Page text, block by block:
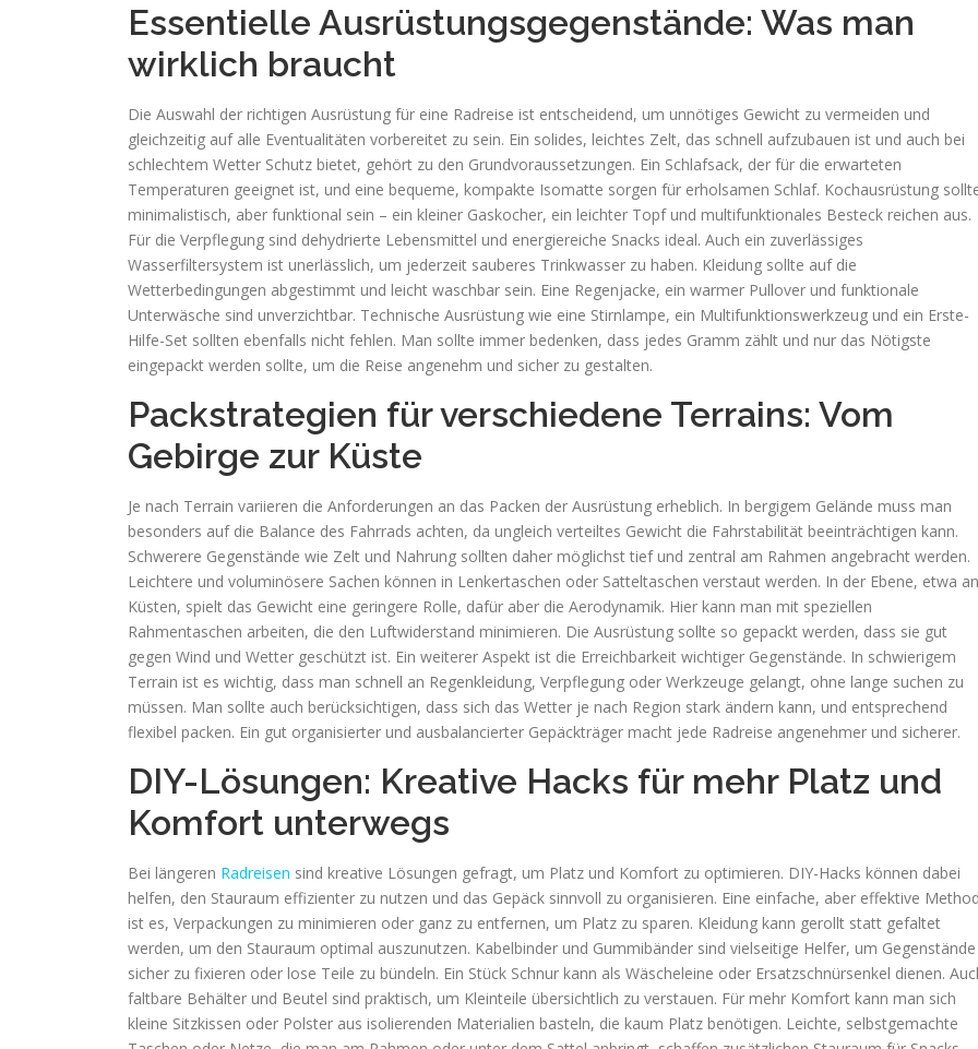
Essentielle Ausrüstungsgegenstände: Was man
wirklich braucht
Die Auswahl der richtigen Ausrüstung für eine Radreise ist entscheidend, um unnötiges Gewicht zu vermeiden und
gleichzeitig auf alle Eventualitäten vorbereitet zu sein. Ein solides, leichtes Zelt, das schnell aufzubauen ist und auch bei
schlechtem Wetter Schutz bietet, gehört zu den Grundvoraussetzungen. Ein Schlafsack, der für die erwarteten
Temperaturen geeignet ist, und eine bequeme, kompakte Isomatte sorgen für erholsamen Schlaf. Kochausrüstung
minimalistisch, aber funktional sein – ein kleiner Gaskocher, ein leichter Topf und multifunktionales Besteck reichen aus.
Für die Verpflegung sind dehydrierte Lebensmittel und energiereiche Snacks ideal. Auch ein zuverlässiges
Wasserfiltersystem ist unerlässlich, um jederzeit sauberes Trinkwasser zu haben. Kleidung sollte auf die
Wetterbedingungen abgestimmt und leicht waschbar sein. Eine Regenjacke, ein warmer Pullover und funktionale
Unterwäsche sind unverzichtbar. Technische Ausrüstung wie eine Stirnlampe, ein Multifunktionswerkzeug und ein Erste-
Hilfe-Set sollten ebenfalls nicht fehlen. Man sollte immer bedenken, dass jedes Gramm zählt und nur das Nötigste
eingepackt werden sollte, um die Reise angenehm und sicher zu gestalten.
Packstrategien für verschiedene Terrains: Vom
Gebirge zur Küste
Je nach Terrain variieren die Anforderungen an das Packen der Ausrüstung erheblich. In bergigem Gelände muss man
besonders auf die Balance des Fahrrads achten, da ungleich verteiltes Gewicht die Fahrstabilität beeinträchtigen kann.
Schwerere Gegenstände wie Zelt und Nahrung sollten daher möglichst tief und zentral am Rahmen angebracht werden.
Leichtere und voluminösere Sachen können in Lenkertaschen oder Satteltaschen verstaut werden. In der Ebene, etwa an
Küsten, spielt das Gewicht eine geringere Rolle, dafür aber die Aerodynamik. Hier kann man mit speziellen
Rahmentaschen arbeiten, die den Luftwiderstand minimieren. Die Ausrüstung sollte so gepackt werden, dass sie gut
gegen Wind und Wetter geschützt ist. Ein weiterer Aspekt ist die Erreichbarkeit wichtiger Gegenstände. In schwierigem
Terrain ist es wichtig, dass man schnell an Regenkleidung, Verpflegung oder Werkzeuge gelangt, ohne lange suchen zu
müssen. Man sollte auch berücksichtigen, dass sich das Wetter je nach Region stark ändern kann, und entsprechend
flexibel packen. Ein gut organisierter und ausbalancierter Gepäckträger macht jede Radreise angenehmer und sicherer.
DIY-Lösungen: Kreative Hacks für mehr Platz und
Komfort unterwegs
Bei längeren Radreisen sind kreative Lösungen gefragt, um Platz und Komfort zu optimieren. DIY-Hacks können dabei
helfen, den Stauraum effizienter zu nutzen und das Gepäck sinnvoll zu organisieren. Eine einfache, aber effektive
ist es, Verpackungen zu minimieren oder ganz zu entfernen, um Platz zu sparen. Kleidung kann gerollt statt gefaltet
werden, um den Stauraum optimal auszunutzen. Kabelbinder und Gummibänder sind vielseitige Helfer, um Gegenstände
sicher zu fixieren oder lose Teile zu bündeln. Ein Stück Schnur kann als Wäscheleine oder Ersatzschnürsenkel dienen.
faltbare Behälter und Beutel sind praktisch, um Kleinteile übersichtlich zu verstauen. Für mehr Komfort kann man sich
kleine Sitzkissen oder Polster aus isolierenden Materialien basteln, die kaum Platz benötigen. Leichte, selbstgemachte